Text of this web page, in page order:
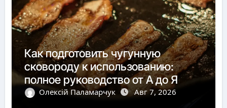
Как подготовить чугунную
сковороду к использованию:
полное руководство от А до Я
Олексій Паламарчук Авг 7, 2026